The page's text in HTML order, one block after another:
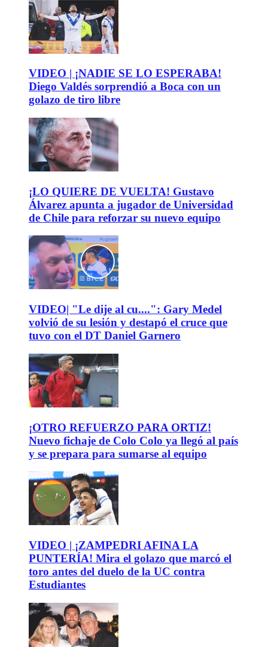
VIDEO | ¡NADIE SE LO ESPERABA!
Diego Valdés sorprendió a Boca con un
golazo de tiro libre
¡LO QUIERE DE VUELTA! Gustavo
Álvarez apunta a jugador de Universidad
de Chile para reforzar su nuevo equipo
VIDEO| "Le dije al cu....": Gary Medel
volvió de su lesión y destapó el cruce que
tuvo con el DT Daniel Garnero
¡OTRO REFUERZO PARA ORTIZ!
Nuevo fichaje de Colo Colo ya llegó al país
y se prepara para sumarse al equipo
VIDEO | ¡ZAMPEDRI AFINA LA
PUNTERÍA! Mira el golazo que marcó el
toro antes del duelo de la UC contra
Estudiantes